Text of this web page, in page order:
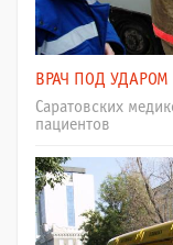
ВРАЧ ПОД УДАРОМ
Саратовских
пациентов